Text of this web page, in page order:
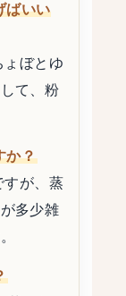
ばいい
ょぼとゆ
て、粉
か？
すが、蒸
多少雑